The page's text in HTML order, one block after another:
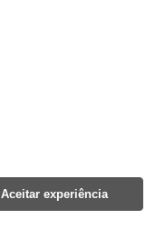
Aceitar experiência